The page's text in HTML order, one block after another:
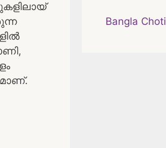
Bangla Choti